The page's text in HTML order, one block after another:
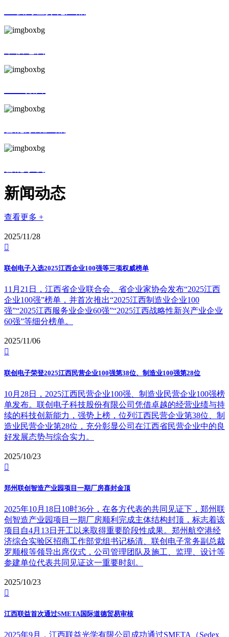
新闻动态
查看更多 +
2025/11/28

联创电子入选2025江西企业100强等三项权威榜单
11月21日，江西省企业联合会、省企业家协会发布“2025江西
企业100强”榜单，并首次推出“2025江西制造业企业100
强”“2025江西服务业企业60强”“2025江西战略性新兴产业企业
60强”等细分榜单。
2025/11/06

联创电子荣登2025江西民营企业100强第38位、制造业100强第28位
10月28日，2025江西民营企业100强、制造业民营企业100强榜
单发布。联创电子科技股份有限公司凭借卓越的经营业绩与持
续的科技创新能力，强势上榜，位列江西民营企业第38位、制
造业民营企业第28位，充分彰显公司在江西省民营企业中的良
好发展态势与综合实力。
2025/10/23

郑州联创智造产业园项目一期厂房喜封金顶
2025年10月18日10时36分，在各方代表的共同见证下，郑州联
创智造产业园项目一期厂房顺利完成主体结构封顶，标志着该
项目自4月13日开工以来取得重要阶段性成果。郑州航空港经
济综合实验区招商工作部党组书记杨清、联创电子常务副总裁
罗顺根等领导出席仪式，公司管理团队及施工、监理、设计等
参建单位代表共同见证这一重要时刻。
2025/10/23

江西联益首次通过SMETA国际道德贸易审核
2025年9月，江西联益光学有限公司成功通过SMETA（Sedex